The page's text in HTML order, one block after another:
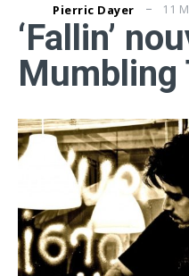
Pierric Dayer 11
‘Fallin’
Mumbling